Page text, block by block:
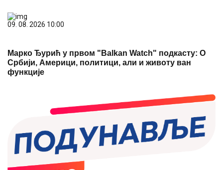
09. 08. 2026 10:00
Марко Ђурић у првом "Balkan Watch" подкасту: О
Србији, Америци, политици, али и животу ван
функције